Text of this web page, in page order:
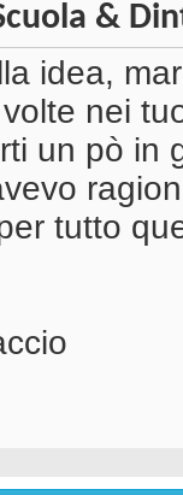
&
idea,
nei
un pò in
tutto